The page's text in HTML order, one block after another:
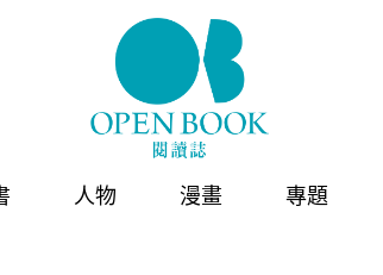
人物 漫畫 專題